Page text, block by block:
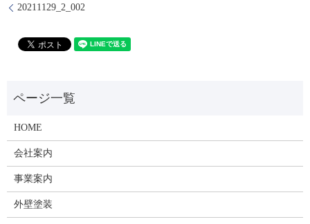
20211129_2_002
HOME
会社案内
事業案内
外壁塗装